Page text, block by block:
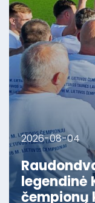
2026-08-04
legendinė
čempionų